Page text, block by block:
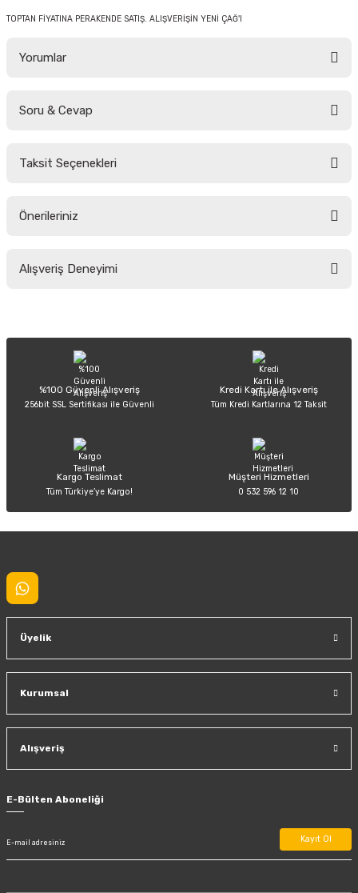
TOPTAN FİYATINA PERAKENDE SATIŞ. ALIŞVERİŞİN YENİ ÇAĞ'I
Yorumlar
Soru & Cevap
Taksit Seçenekleri
Önerileriniz
yetersiz gördüğünüz noktaları öneri formunu kullanarak tarafımıza
Ürün açıklamasında eksik bilgiler bulunuyor.
Ürün bilgilerinde hatalar bulunuyor.
Ürün fiyatı diğer sitelerden daha pahalı.
Alışveriş Deneyimi
Sitemize ilk yorumu siz yapın!
%100 Güvenli Alışveriş
256bit SSL Sertifikası ile Güvenli
Kredi Kartı ile Alışveriş
Tüm Kredi Kartlarına 12 Taksit
Kargo Teslimat
Tüm Türkiye’ye Kargo!
Müşteri Hizmetleri
0 532 596 12 10
Üyelik
Kurumsal
Alışveriş
E-Bülten Aboneliği
Kayıt Ol